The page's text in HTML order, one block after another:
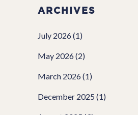
ARCHIVES
July 2026(1)
May 2026(2)
March 2026(1)
December 2025 (1)